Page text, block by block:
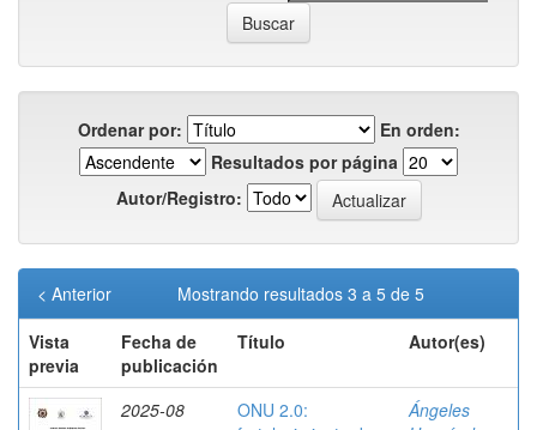
Ordenar por:
En orden:
Resultados por página
Autor/Registro:
Mostrando resultados 3 a 5 de 5
< Anterior
Vista
previa
Fecha de
publicación
Título Autor(es)
2025-08
ONU 2.0:
Ángeles